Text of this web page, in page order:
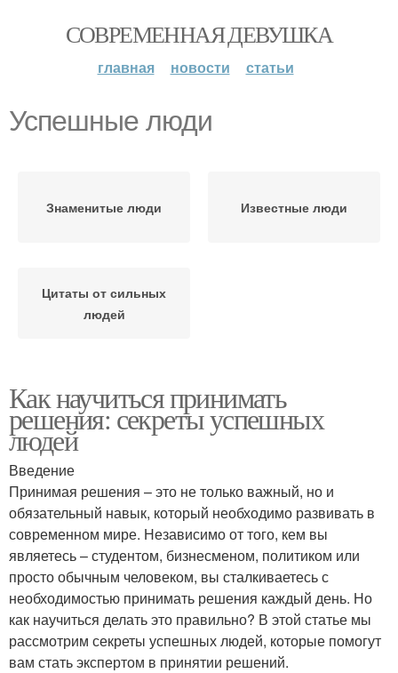
СОВРЕМЕННАЯ ДЕВУШКА
главная новости статьи
Успешные люди
Знаменитые люди Известные люди
Цитаты от сильных
людей
Как научиться принимать
решения: секреты успешных
людей
Введение
Принимая решения – это не только важный, но и
обязательный навык, который необходимо развивать в
современном мире. Независимо от того, кем вы
являетесь – студентом, бизнесменом, политиком или
просто обычным человеком, вы сталкиваетесь с
необходимостью принимать решения каждый день. Но
как научиться делать это правильно? В этой статье мы
рассмотрим секреты успешных людей, которые помогут
вам стать экспертом в принятии решений.